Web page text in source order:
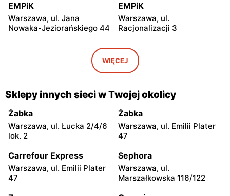
EMPiK
Warszawa, ul. Jana
Nowaka-Jeziorańskiego 44
EMPiK
Warszawa, ul.
Racjonalizacji 3
Warszawa, ul. Bukowa 25
EMPiK
Warszawa, ul. Górczewska
124
EMPiK
Warszawa, ul. Grochowska
230
EMPiK
Warszawa, ul. Połczyńska 4
EMPiK
22
EMPiK
EMPiK EMPiK
WIĘCEJ
Sklepy innych sieci w Twojej okolicy
Żabka
Warszawa, ul. Łucka 2/4/6
lok. 2
Żabka
Warszawa, ul. Emilii Plater
47
Carrefour Express
Warszawa, ul. Emilii Plater
47
Sephora
Warszawa, ul.
Marszałkowska 116/122